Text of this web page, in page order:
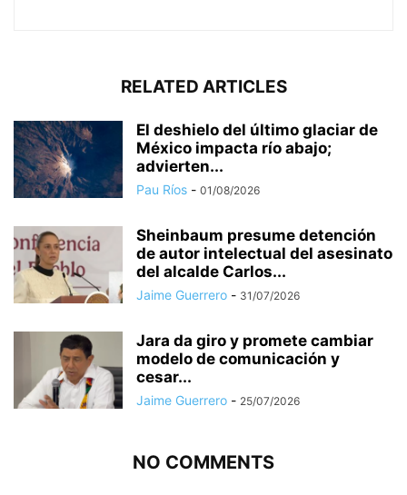
RELATED ARTICLES
El deshielo del último glaciar de
México impacta río abajo;
advierten...
Pau Ríos - 01/08/2026
Sheinbaum presume detención
de autor intelectual del asesinato
del alcalde Carlos...
Jaime Guerrero - 31/07/2026
Jara da giro y promete cambiar
modelo de comunicación y
cesar...
Jaime Guerrero - 25/07/2026
NO COMMENTS